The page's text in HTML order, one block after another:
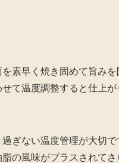
素早く焼き固めて旨みを
て温度調整すると仕上が
ぎない温度管理が大切で
の風味がプラスされてさ